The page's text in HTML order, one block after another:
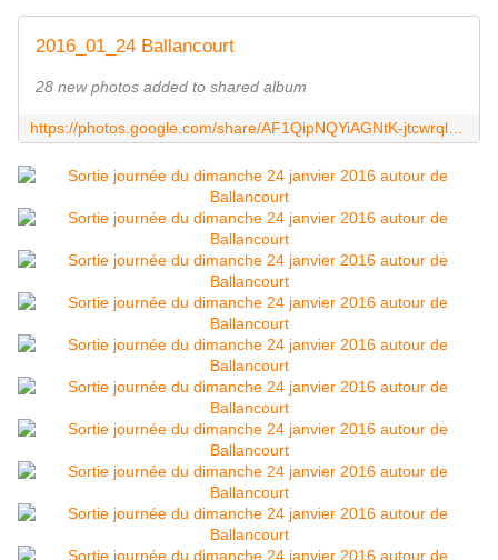
2016_01_24 Ballancourt
28 new photos added to shared album